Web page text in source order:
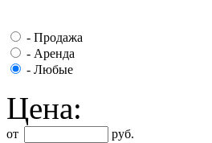
- Продажа
- Аренда
- Любые
Цена:
от
руб.